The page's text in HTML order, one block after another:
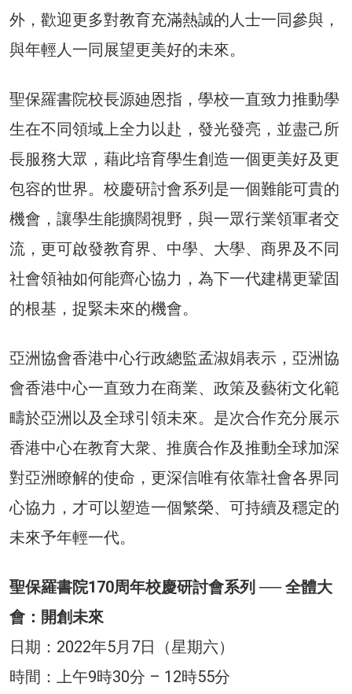
外，歡迎更多對教育充滿熱誠的人士一同參與，
與年輕人一同展望更美好的未來。
聖保羅書院校長源廸恩指，學校一直致力推動學
生在不同領域上全力以赴，發光發亮，並盡己所
長服務大眾，藉此培育學生創造一個更美好及更
包容的世界。校慶研討會系列是一個難能可貴的
機會，讓學生能擴闊視野，與一眾行業領軍者交
流，更可啟發教育界、中學、大學、商界及不同
社會領袖如何能齊心協力，為下一代建構更鞏固
的根基，捉緊未來的機會。
亞洲協會香港中心行政總監孟淑娟表示，亞洲協
會香港中心一直致力在商業、政策及藝術文化範
疇於亞洲以及全球引領未來。是次合作充分展示
香港中心在教育大衆、推廣合作及推動全球加深
對亞洲瞭解的使命，更深信唯有依靠社會各界同
心協力，才可以塑造一個繁榮、可持續及穩定的
未來予年輕一代。
聖保羅書院170周年校慶研討會系列 ── 全體大
會：開創未來
日期：2022年5月7日（星期六）
時間：上午9時30分 – 12時55分